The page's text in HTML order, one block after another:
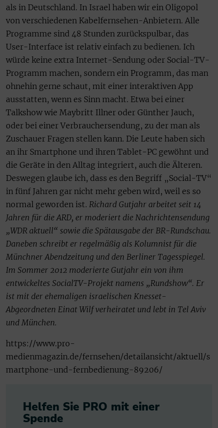
als in Deutschland. In Israel haben wir ein Oligopol
von verschiedenen Kabelfernsehen-Anbietern. Alle
Programme sind 48 Stunden zurückspulbar, das
User-Interface ist relativ einfach zu bedienen. Ich
würde keine extra Internet-Sendung oder Social-TV-
Programm machen, sondern ein Programm, das man
ohnehin gerne schaut, mit einer interaktiven App
ausstatten, wenn es Sinn macht. Etwa bei einer
Talkshow wie Maybritt Illner oder Günther Jauch,
oder bei einer Verbrauchersendung, zu der man als
Zuschauer Fragen stellen kann. Die Leute haben sich
an ihr Smartphone und ihren Tablet-PC gewöhnt und
die Geräte in den Alltag integriert, auch die Älteren.
Deswegen glaube ich, dass es den Begriff „Social-TV“
in fünf Jahren gar nicht mehr geben wird, weil es so
normal geworden ist. Richard Gutjahr arbeitet seit 14
Jahren für die ARD, er moderiert die Nachrichtensendung
„WDR aktuell“ sowie die Spätausgabe der BR-Rundschau.
Daneben schreibt er regelmäßig als Kolumnist für die
Münchner Abendzeitung und den Berliner Tagesspiegel.
Im Sommer 2012 moderierte Gutjahr ein von ihm
entwickeltes SocialTV-Projekt namens „Rundshow“. Er
ist mit der ehemaligen israelischen Knesset-
Abgeordneten Einat Wilf verheiratet und lebt in Tel Aviv
und München.
https://www.pro-
medienmagazin.de/fernsehen/detailansicht/aktuell/s
martphone-und-fernbedienung-89206/
Helfen Sie PRO mit einer
Spende